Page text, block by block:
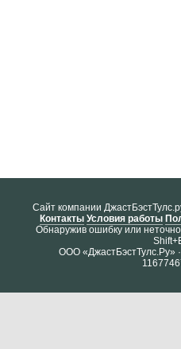
Cайт компании
Контакты Условия работы
Обнаружив ошибку или
ООО «ДжастБэстТулс.Ру»